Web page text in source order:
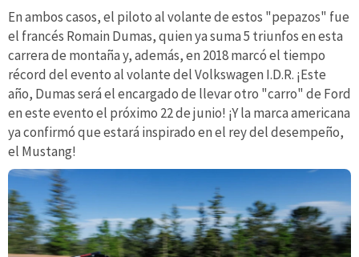
En ambos casos, el piloto al volante de estos "pepazos" fue
el francés Romain Dumas, quien ya suma 5 triunfos en esta
carrera de montaña y, además, en 2018 marcó el tiempo
récord del evento al volante del Volkswagen I.D.R. ¡Este
año, Dumas será el encargado de llevar otro "carro" de Ford
en este evento el próximo 22 de junio! ¡Y la marca americana
ya confirmó que estará inspirado en el rey del desempeño,
el Mustang!